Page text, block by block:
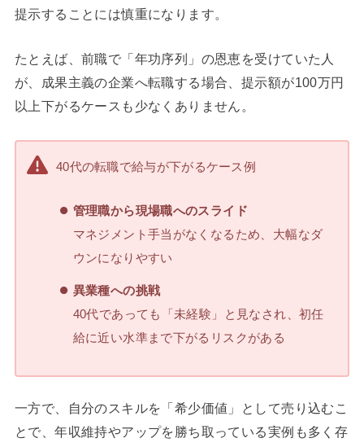
提示することには慎重になります。
たとえば、前職で「年功序列」の恩恵を受けていた人
が、成果主義の企業へ転職する場合、提示額が100万円
以上下がるケースも少なくありません。
40代の転職で給与が下がるケース例
管理職から現場職へのスライド
マネジメント手当がなくなるため、大幅なダ
ウンになりやすい
異業種への挑戦
40代であっても「未経験」と見なされ、初任
給に近い水準まで下がるリスクがある
一方で、自分のスキルを「希少価値」として売り込むこ
とで、年収維持やアップを勝ち取っている実例も多く存